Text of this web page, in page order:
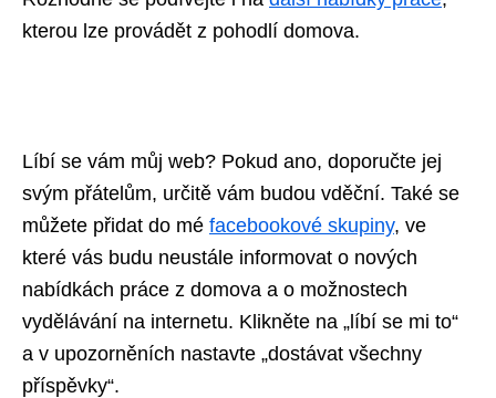
kterou lze provádět z pohodlí domova.
Líbí se vám můj web? Pokud ano, doporučte jej
svým přátelům, určitě vám budou vděční. Také se
můžete přidat do mé facebookové skupiny, ve
které vás budu neustále informovat o nových
nabídkách práce z domova a o možnostech
vydělávání na internetu. Klikněte na „líbí se mi to“
a v upozorněních nastavte „dostávat všechny
příspěvky“.